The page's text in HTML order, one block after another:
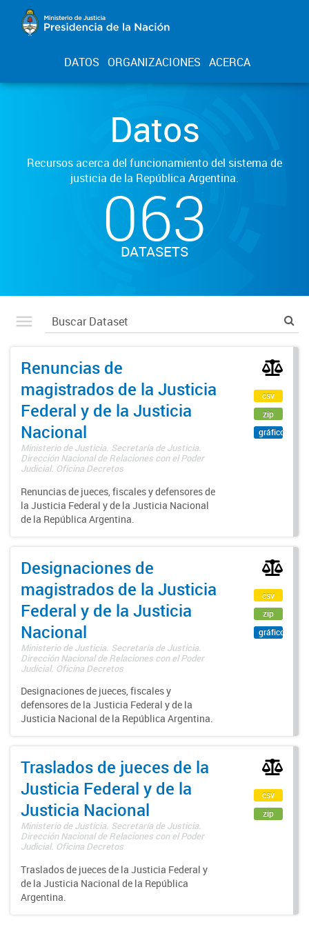
DATOS ORGANIZACIONES ACERCA
Datos
Recursos acerca del funcionamiento del sistema de
justicia de la República Argentina.
063
DATASETS
Renuncias de
magistrados de la Justicia
Federal y de la Justicia
Nacional
Ministerio de Justicia. Secretaría de Justicia.
Dirección Nacional de Relaciones con el Poder
Judicial. Oficina Decretos
Renuncias de jueces, fiscales y defensores de
la Justicia Federal y de la Justicia Nacional
de la República Argentina.
csv
zip
gráfico
Designaciones de
magistrados de la Justicia
Federal y de la Justicia
Nacional
Ministerio de Justicia. Secretaría de Justicia.
Dirección Nacional de Relaciones con el Poder
Judicial. Oficina Decretos
Designaciones de jueces, fiscales y
defensores de la Justicia Federal y de la
Justicia Nacional de la República Argentina.
csv
zip
gráfico
Traslados de jueces de la
Justicia Federal y de la
Justicia Nacional
Ministerio de Justicia. Secretaría de Justicia.
Dirección Nacional de Relaciones con el Poder
Judicial. Oficina Decretos
Traslados de jueces de la Justicia Federal y
de la Justicia Nacional de la República
Argentina.
csv
zip